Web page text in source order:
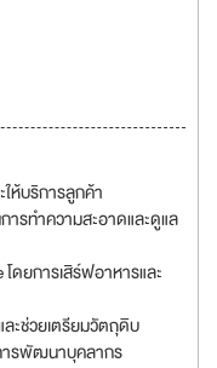
ห้บริการลูกค้า
ารทำความสะอาดและดูแล
ดยการเสิร์ฟอาหารและ
ละช่วยเตรียมวัตถุดิบ
ารพัฒนาบุคลากร